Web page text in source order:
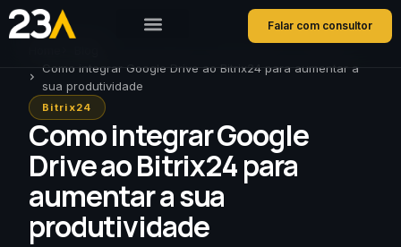
Falar com consultor
Como integrar Google Drive ao Bitrix24 para aumentar a
sua produtividade
Bitrix24
Como integrar Google
Drive ao Bitrix24 para
aumentar a sua
produtividade